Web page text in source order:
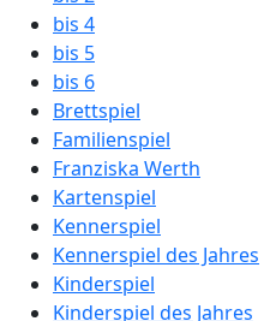
bis 4
bis 5
bis 6
Brettspiel
Familienspiel
Franziska Werth
Kartenspiel
Kennerspiel
Kennerspiel des Jahres
Kinderspiel
Kinderspiel des Jahres